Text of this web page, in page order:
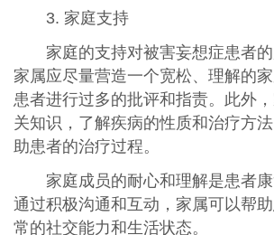
3. 家庭支持
家庭的支持对被害妄想症患者的
家属应尽量营造一个宽松、理解的
患者进行过多的批评和指责。此外
关知识，了解疾病的性质和治疗方
助患者的治疗过程。
家庭成员的耐心和理解是患者康
通过积极沟通和互动，家属可以帮
常的社交能力和生活状态。